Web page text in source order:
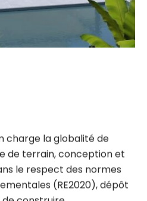
terrain, conception et
le respect des normes
(RE2020), dépôt
construire,